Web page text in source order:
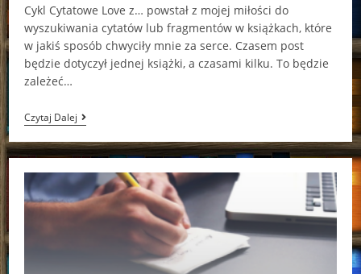
Cykl Cytatowe Love z… powstał z mojej miłości do
wyszukiwania cytatów lub fragmentów w książkach, które
w jakiś sposób chwyciły mnie za serce. Czasem post
będzie dotyczył jednej książki, a czasami kilku. To będzie
zależeć…
Czytaj DalejCytatowe
Love
Z…
Zaufaj
Jeszcze
Raz
Magdaleny
Krauze